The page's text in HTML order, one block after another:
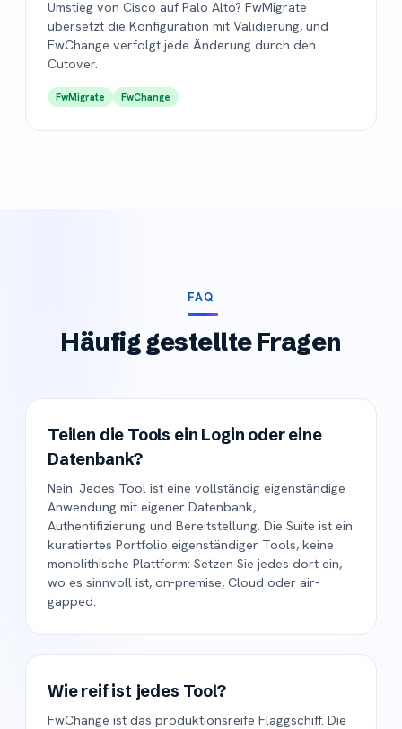
Umstieg von Cisco auf Palo Alto? FwMigrate
übersetzt die Konfiguration mit Validierung, und
FwChange verfolgt jede Änderung durch den
Cutover.
FwMigrate FwChange
FAQ
Häufig gestellte Fragen
Teilen die Tools ein Login oder eine
Datenbank?
Nein. Jedes Tool ist eine vollständig eigenständige
Anwendung mit eigener Datenbank,
Authentifizierung und Bereitstellung. Die Suite ist ein
kuratiertes Portfolio eigenständiger Tools, keine
monolithische Plattform: Setzen Sie jedes dort ein,
wo es sinnvoll ist, on-premise, Cloud oder air-
gapped.
Wie reif ist jedes Tool?
FwChange ist das produktionsreife Flaggschiff. Die